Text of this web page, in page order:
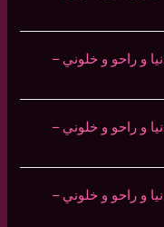
و راحو و خلوني –
و راحو و خلوني –
و راحو و خلوني –